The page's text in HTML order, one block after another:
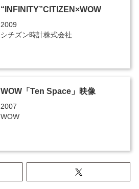
“INFINITY”CITIZEN×WOW
2009
シチズン時計株式会社
WOW「Ten Space」映像
2007
WOW